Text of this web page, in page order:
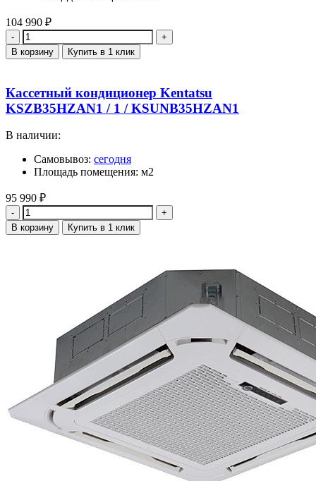
104 990 ₽
Количество
В корзину Купить в 1 клик
Кассетный кондиционер Kentatsu
KSZB35HZAN1 / 1 / KSUNB35HZAN1
В наличии:
Самовывоз: сегодня
Площадь помещения: м2
95 990 ₽
Количество
В корзину Купить в 1 клик